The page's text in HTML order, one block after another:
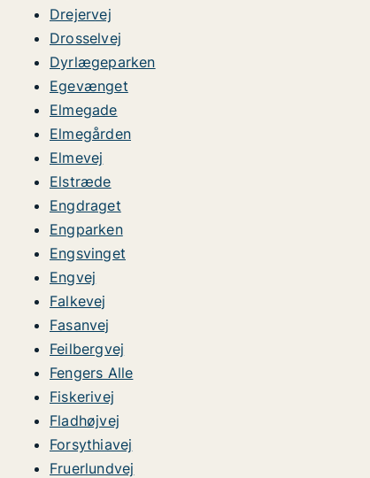
Drejervej
Drosselvej
Dyrlægeparken
Egevænget
Elmegade
Elmegården
Elmevej
Elstræde
Engdraget
Engparken
Engsvinget
Engvej
Falkevej
Fasanvej
Feilbergvej
Fengers Alle
Fiskerivej
Fladhøjvej
Forsythiavej
Fruerlundvej